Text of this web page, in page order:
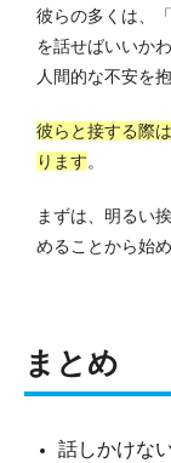
彼らの多くは、
を話せばいいか
人間的な不安を
彼らと接する際
ります。
まずは、明るい
めることから始
まとめ
話しかけな